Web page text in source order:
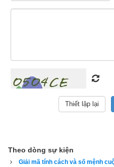
Khám phá vận mệnh
Theo dòng sự kiện
Giải mã tính cách và số mệnh